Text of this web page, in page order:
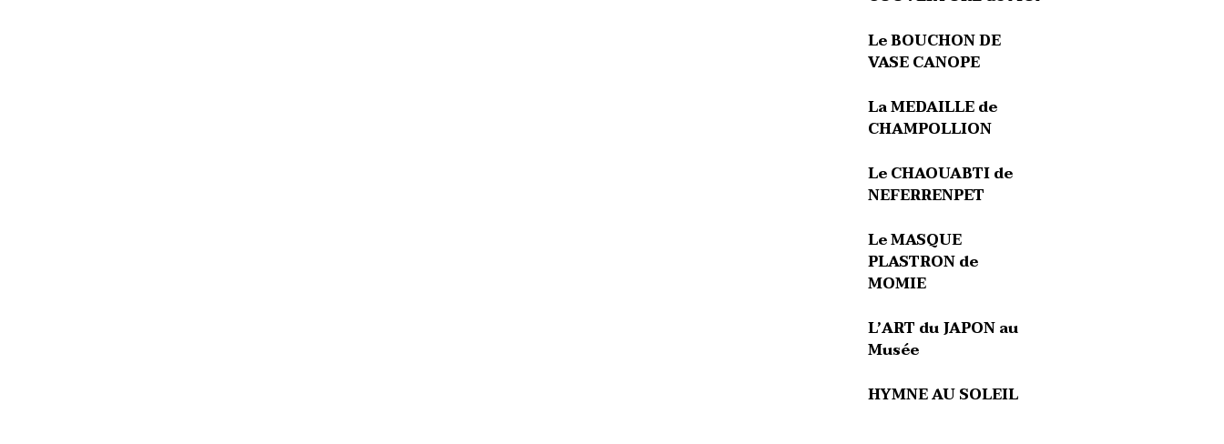
Le BOUCHON DE
VASE CANOPE
La MEDAILLE de
CHAMPOLLION
Le CHAOUABTI de
NEFERRENPET
Le MASQUE
PLASTRON de
MOMIE
L’ART du JAPON au
Musée
HYMNE AU SOLEIL